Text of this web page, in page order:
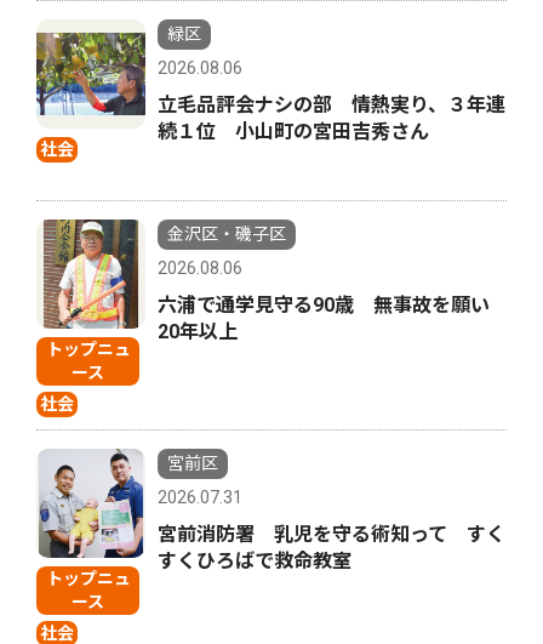
社会
緑区
2026.08.06
立毛品評会ナシの部 情熱実り、３年連
続１位 小山町の宮田吉秀さん
トップニュ
ース
社会
金沢区・磯子区
2026.08.06
六浦で通学見守る90歳 無事故を願い
20年以上
トップニュ
ース
社会
宮前区
2026.07.31
宮前消防署 乳児を守る術知って すく
すくひろばで救命教室